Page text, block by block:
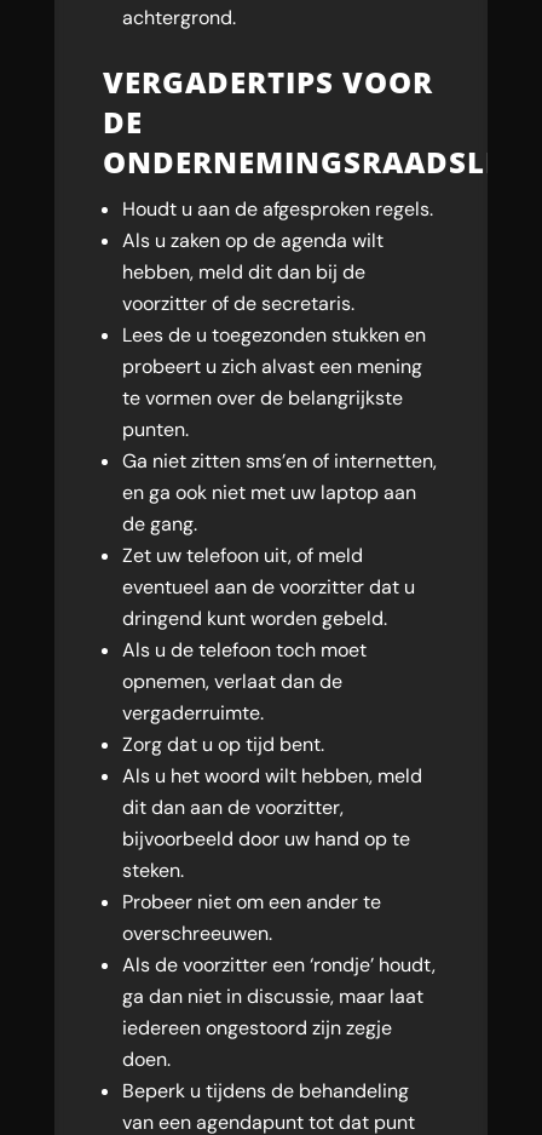
achtergrond.
VERGADERTIPS VOOR
DE
Houdt u aan de afgesproken regels.
Als u zaken op de agenda wilt
hebben, meld dit dan bij de
voorzitter of de secretaris.
Lees de u toegezonden stukken en
probeert u zich alvast een mening
te vormen over de belangrijkste
punten.
Ga niet zitten sms’en of internetten,
en ga ook niet met uw laptop aan
de gang.
Zet uw telefoon uit, of meld
eventueel aan de voorzitter dat u
dringend kunt worden gebeld.
Als u de telefoon toch moet
opnemen, verlaat dan de
vergaderruimte.
Zorg dat u op tijd bent.
Als u het woord wilt hebben, meld
dit dan aan de voorzitter,
bijvoorbeeld door uw hand op te
steken.
Probeer niet om een ander te
overschreeuwen.
Als de voorzitter een ‘rondje’ houdt,
ga dan niet in discussie, maar laat
iedereen ongestoord zijn zegje
doen.
Beperk u tijdens de behandeling
van een agendapunt tot dat punt